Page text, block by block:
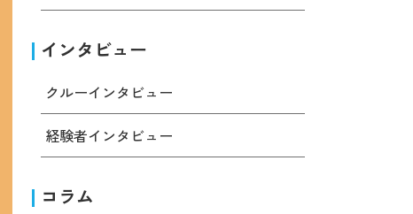
インタビュー
クルーインタビュー
経験者インタビュー
コラム